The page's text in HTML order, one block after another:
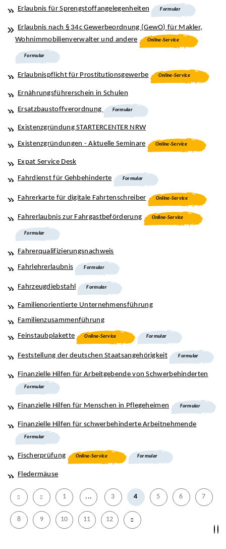
Erlaubnis für Sprengstoffangelegenheiten Formular
Erlaubnis nach § 34c Gewerbeordnung (GewO) für Makler,
Wohnimmobilienverwalter und andere
Online-Service
Formular
Erlaubnispflicht für Prostitutionsgewerbe Online-Service
Ernährungsführerschein in Schulen
Ersatzbaustoffverordnung Formular
Existenzgründung STARTERCENTER NRW
Existenzgründungen - Aktuelle Seminare Online-Service
Expat Service Desk
Fahrdienst für Gehbehinderte Formular
Fahrerkarte für digitale Fahrtenschreiber Online-Service
Fahrerlaubnis zur Fahrgastbeförderung Online-Service
Formular
Fahrerqualifizierungsnachweis
Fahrlehrerlaubnis Formular
Fahrzeugdiebstahl Formular
Familienorientierte Unternehmensführung
Familienzusammenführung
Feinstaubplakette Online-Service Formular
Feststellung der deutschen Staatsangehörigkeit Formular
Finanzielle Hilfen für Arbeitgebende von Schwerbehinderten
Formular
Finanzielle Hilfen für Menschen in Pflegeheimen Formular
Finanzielle Hilfen für schwerbehinderte Arbeitnehmende
Formular
Fischerprüfung Online-Service Formular
Fledermäuse
1 ... 3 4 5 6 7
8 9 10 11 12